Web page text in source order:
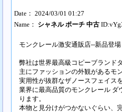
Date： 2024/03/01 01:27
Name： シャネル ポーチ 中古
モンクレール激安通販店‐‐新品登場
弊社は世界最高級コピーブランド
主にファッションの外観があるモ
実用性が抜群なザノースフェイス
業界に最高品質のモンクレール ダ
ります。
本物と見分けがつかないぐらい、